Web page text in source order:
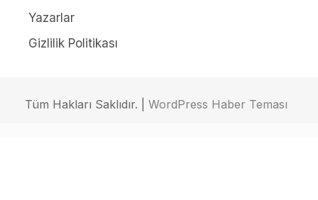
Yazarlar
Gizlilik Politikası
Tüm Hakları Saklıdır. | WordPress Haber Teması